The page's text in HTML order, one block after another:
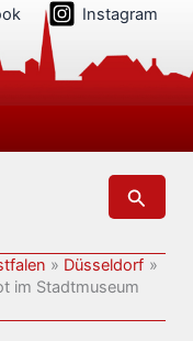
Instagram
Suchen
Düsseldorf
im Stadtmuseum